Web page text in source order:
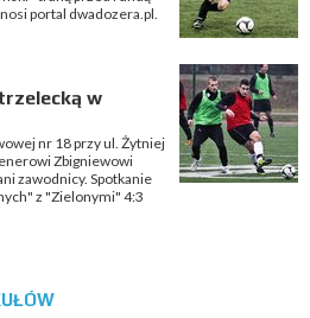
portal dwadozera.pl.
w
nr 18 przy ul. Żytniej
Zbigniewowi
zawodnicy. Spotkanie
z "Zielonymi" 4:3